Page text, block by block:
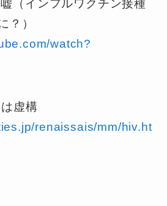
（インフルワクチン接種
？）
watch?
虚構
renaissais/mm/hiv.ht